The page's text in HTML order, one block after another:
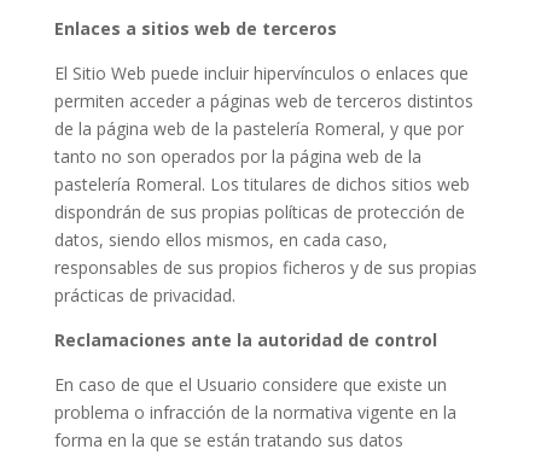
Enlaces a sitios web de terceros
El Sitio Web puede incluir hipervínculos o enlaces que
permiten acceder a páginas web de terceros distintos
de la página web de la pastelería Romeral, y que por
tanto no son operados por la página web de la
pastelería Romeral. Los titulares de dichos sitios web
dispondrán de sus propias políticas de protección de
datos, siendo ellos mismos, en cada caso,
responsables de sus propios ficheros y de sus propias
prácticas de privacidad.
Reclamaciones ante la autoridad de control
En caso de que el Usuario considere que existe un
problema o infracción de la normativa vigente en la
forma en la que se están tratando sus datos